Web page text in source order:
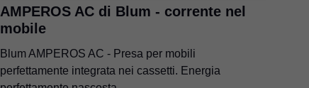
AMPEROS AC di Blum - corrente nel
mobile
Blum AMPEROS AC - Presa per mobili
perfettamente integrata nei cassetti. Energia